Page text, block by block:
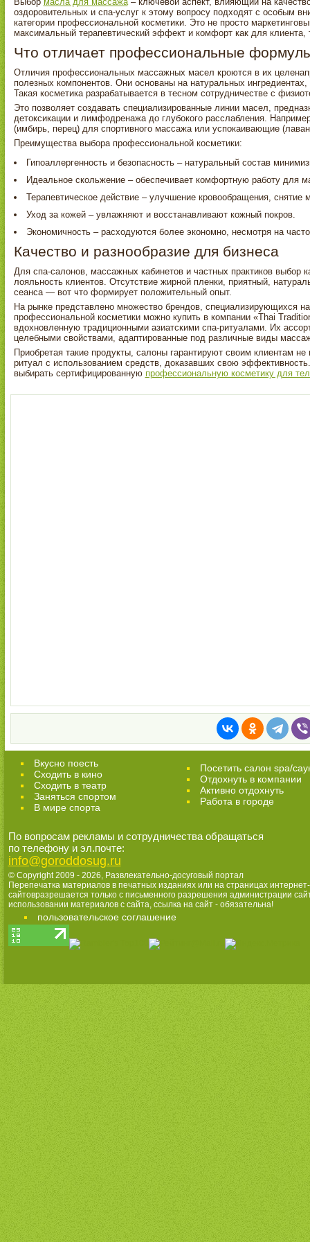
оздоровительных и спа-услуг к этому вопросу подходят с особым
категории профессиональной косметики. Это не просто
максимальный терапевтический эффект и комфорт как для клиента,
Что отличает профессиональные
Отличия профессиональных массажных масел кроются в их
полезных компонентов. Они основаны на натуральных
Такая косметика разрабатывается в тесном сотрудничестве с
Это позволяет создавать специализированные линии масел,
детоксикации и лимфодренажа до глубокого расслабления.
(имбирь, перец) для спортивного массажа или успокаивающие
Преимущества выбора профессиональной косметики:
Гипоаллергенность и безопасность – натуральный состав
Идеальное скольжение – обеспечивает комфортную работу для
Терапевтическое действие – улучшение кровообращения,
Уход за кожей – увлажняют и восстанавливают кожный покров.
Экономичность – расходуются более экономно, несмотря на
Качество и разнообразие для бизнеса
Для спа-салонов, массажных кабинетов и частных практиков выбор
лояльность клиентов. Отсутствие жирной пленки, приятный,
сеанса — вот что формирует положительный опыт.
На рынке представлено множество брендов, специализирующихся
профессиональной косметики можно купить в компании «Thai
вдохновленную традиционными азиатскими спа-ритуалами. Их
целебными свойствами, адаптированные под различные виды
Приобретая такие продукты, салоны гарантируют своим клиентам
ритуал с использованием средств, доказавших свою
выбирать сертифицированную профессиональную косметику для
Вкусно поесть
Сходить в кино
Cходить в театр
Заняться спортом
В мире спорта
Посетить салон spa/
Отдохнуть в компании
Активно отдохнуть
Работа в городе
По вопросам рекламы и сотрудничества обращаться
по телефону и эл.почте:
info@goroddosug.ru
© Copyright 2009 - 2026, Развлекательно-досуговый портал
Перепечатка материалов в печатных изданиях или на страницах интернет-
сайтовразрешается только с письменного разрешения администрации
использовании материалов с сайта, ссылка на сайт - обязательна!
пользовательское соглашение